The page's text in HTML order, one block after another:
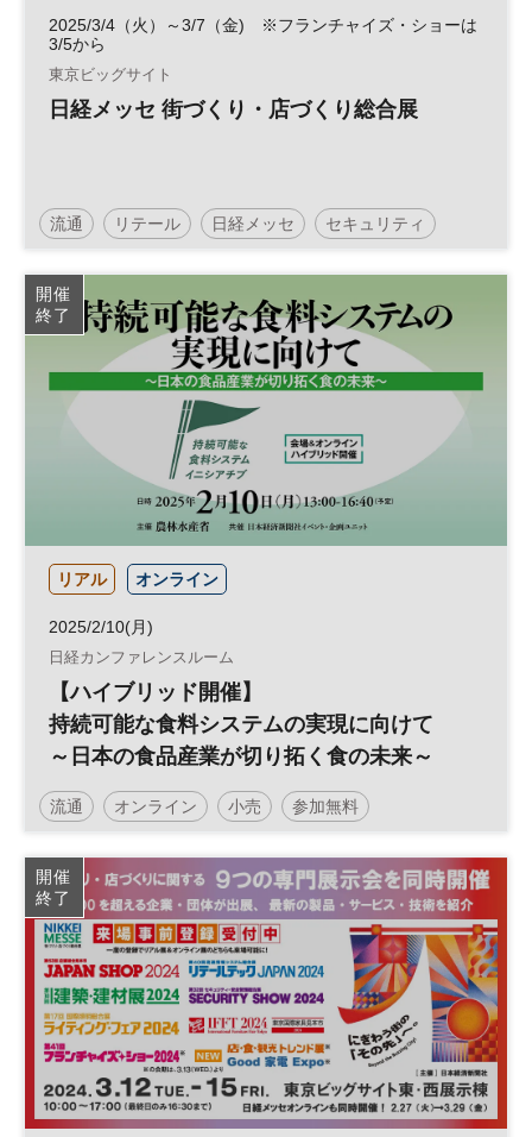
2025/3/4（火）～3/7（金) ※フランチャイズ・ショーは
3/5から
東京ビッグサイト
日経メッセ 街づくり・店づくり総合展
流通 リテール 日経メッセ セキュリティ
リテールテック フランチャイズ JAPAN SHOP
街づくり 建築・建材展 フランチャイズ・ショー
開催
終了
リアル オンライン
2025/2/10(月)
日経カンファレンスルーム
【ハイブリッド開催】
持続可能な食料システムの実現に向けて
～日本の食品産業が切り拓く食の未来～
流通 オンライン 小売 参加無料
開催
終了